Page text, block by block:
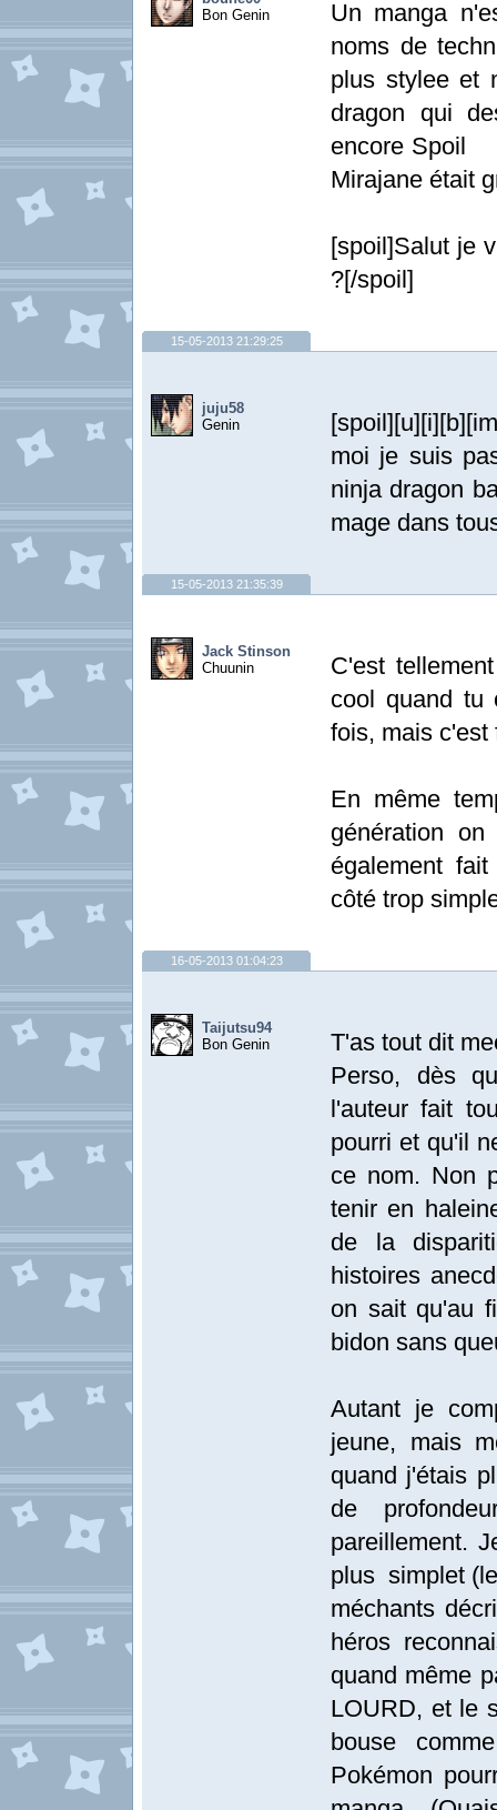
Bon Genin
Un manga
noms de
plus stylee et
dragon qui
encore Spoil
Mirajane était
[spoil]Salut je
?[/spoil]
15-05-2013 21:29:25
juju58
Genin
moi je suis
ninja dragon
mage dans
15-05-2013 21:35:39
Jack Stinson
Chuunin
C'est
cool quand tu
fois, mais c'est
En même
génération
également
côté trop
16-05-2013 01:04:23
Taijutsu94
Bon Genin
T'as tout dit
Perso, dès
l'auteur fait
pourri et qu'il
ce nom. Non
tenir en
de la
histoires
on sait qu'au
bidon sans
Autant je
jeune, mais
quand j'étais
de
pareillement.
plus simplet
méchants
héros
quand même
LOURD, et le
bouse
Pokémon